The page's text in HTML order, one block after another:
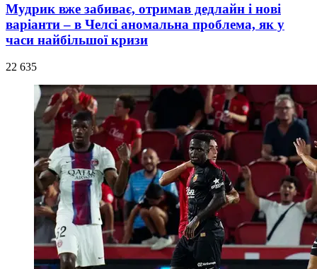
Мудрик вже забиває, отримав дедлайн і нові
варіанти – в Челсі аномальна проблема, як у
часи найбільшої кризи
22 635